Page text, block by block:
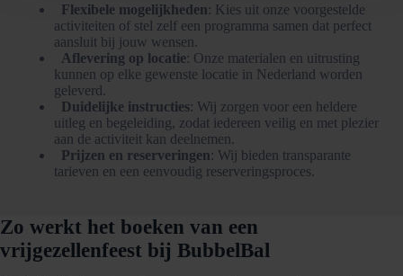
Flexibele mogelijkheden: Kies uit onze voorgestelde
activiteiten of stel zelf een programma samen dat perfect
aansluit bij jouw wensen.
Aflevering op locatie: Onze materialen en uitrusting
kunnen op elke gewenste locatie in Nederland worden
geleverd.
Duidelijke instructies: Wij zorgen voor een heldere
uitleg en begeleiding, zodat iedereen veilig en met plezier
aan de activiteit kan deelnemen.
Prijzen en reserveringen: Wij bieden transparante
tarieven en een eenvoudig reserveringsproces.
Zo werkt het boeken van een
vrijgezellenfeest bij BubbelBal